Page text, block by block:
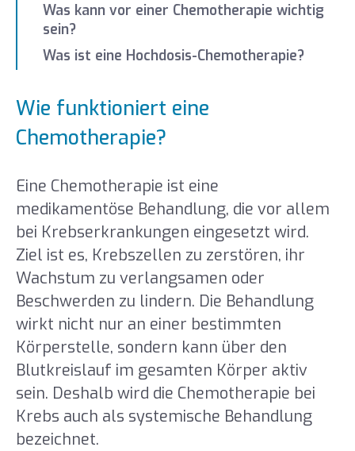
Was kann vor einer Chemotherapie wichtig
sein?
Was ist eine Hochdosis-Chemotherapie?
Wie funktioniert eine
Chemotherapie?
Eine Chemotherapie ist eine
medikamentöse Behandlung, die vor allem
bei Krebserkrankungen eingesetzt wird.
Ziel ist es, Krebszellen zu zerstören, ihr
Wachstum zu verlangsamen oder
Beschwerden zu lindern. Die Behandlung
wirkt nicht nur an einer bestimmten
Körperstelle, sondern kann über den
Blutkreislauf im gesamten Körper aktiv
sein. Deshalb wird die Chemotherapie bei
Krebs auch als systemische Behandlung
bezeichnet.